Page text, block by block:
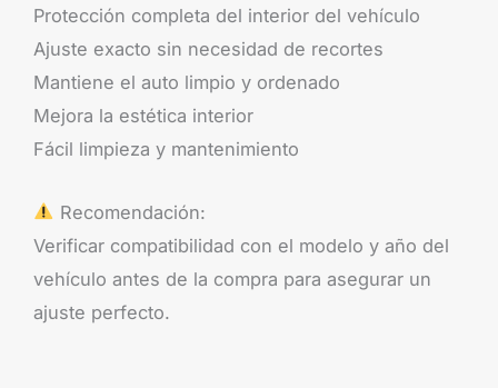
Protección completa del interior del vehículo
Ajuste exacto sin necesidad de recortes
Mantiene el auto limpio y ordenado
Mejora la estética interior
Fácil limpieza y mantenimiento
Recomendación:
Verificar compatibilidad con el modelo y año del
vehículo antes de la compra para asegurar un
ajuste perfecto.